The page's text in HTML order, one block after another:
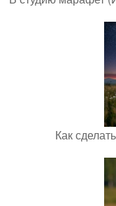
Как